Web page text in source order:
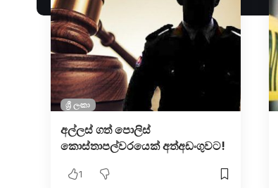
ශ්‍රී ලංකා
අල්ලස් ග​ත් පොලිස්
කොස්තාපල්වරයෙ​ක් අත්අඩංගුවට!
1